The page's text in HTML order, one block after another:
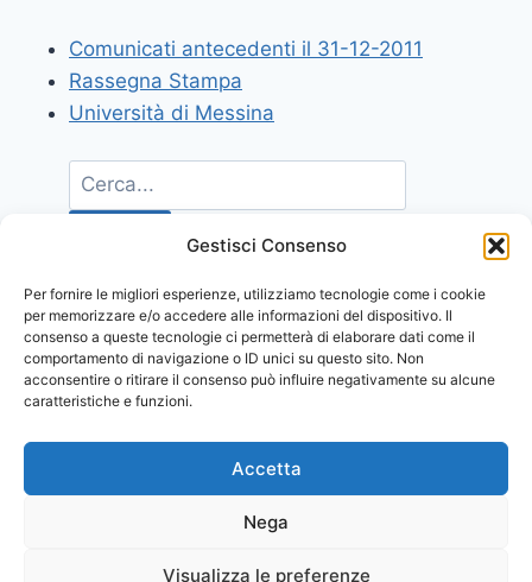
Gestisci Consenso
Per fornire le migliori esperienze, utilizziamo tecnologie come i cookie
per memorizzare e/o accedere alle informazioni del dispositivo. Il
consenso a queste tecnologie ci permetterà di elaborare dati come il
comportamento di navigazione o ID unici su questo sito. Non
acconsentire o ritirare il consenso può influire negativamente su alcune
caratteristiche e funzioni.
Accetta
Nega
Visualizza le preferenze
Comunicati antecedenti il 31-12-2011
Rassegna Stampa
Università di Messina